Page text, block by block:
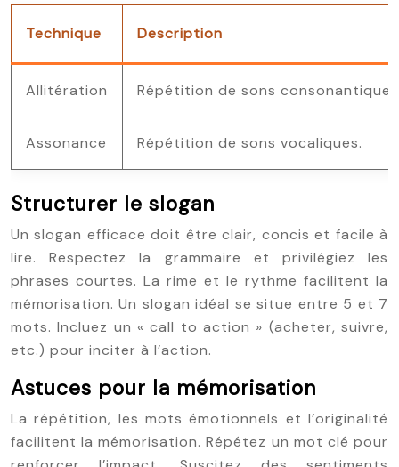
Technique Description
Allitération Répétition de sons
Assonance Répétition de sons vocaliques.
Structurer le slogan
Un slogan efficace doit être clair, concis et facile à
lire. Respectez la grammaire et privilégiez les
phrases courtes. La rime et le rythme facilitent la
mémorisation. Un slogan idéal se situe entre 5 et 7
mots. Incluez un « call to action » (acheter, suivre,
etc.) pour inciter à l’action.
Astuces pour la mémorisation
La répétition, les mots émotionnels et l’originalité
facilitent la mémorisation. Répétez un mot clé pour